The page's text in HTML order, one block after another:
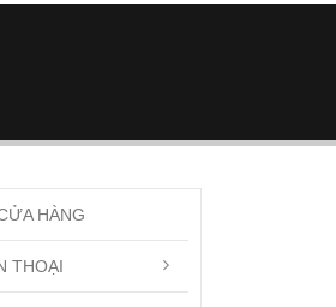
HÀNG
THOẠI